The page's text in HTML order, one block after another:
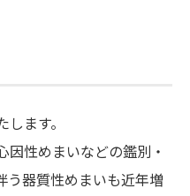
ます。
性めまいなどの鑑別・
う器質性めまいも近年増